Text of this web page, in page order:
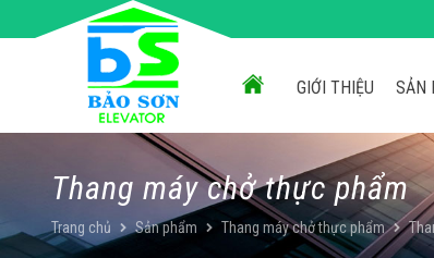
GIỚI THIỆU SẢN
Thang máy chở thực phẩm
Trang chủ Sản phẩm Thang máy chở thực phẩm